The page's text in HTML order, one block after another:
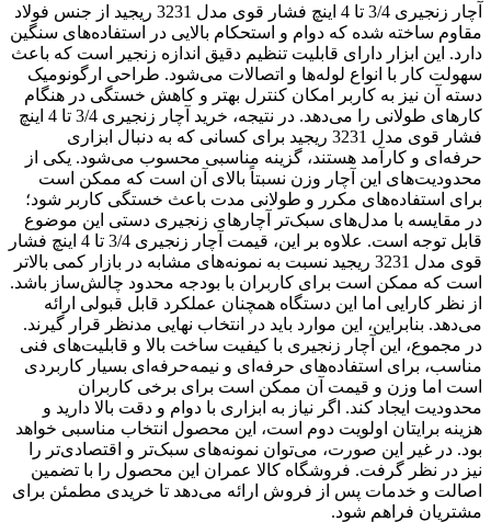
آچار زنجیری 3/4 تا 4 اینچ فشار قوی مدل 3231 ریجید از جنس فولاد
مقاوم ساخته شده که دوام و استحکام بالایی در استفاده‌های سنگین
دارد. این ابزار دارای قابلیت تنظیم دقیق اندازه زنجیر است که باعث
سهولت کار با انواع لوله‌ها و اتصالات می‌شود. طراحی ارگونومیک
دسته آن نیز به کاربر امکان کنترل بهتر و کاهش خستگی در هنگام
کارهای طولانی را می‌دهد. در نتیجه، خرید آچار زنجیری 3/4 تا 4 اینچ
فشار قوی مدل 3231 ریجید برای کسانی که به دنبال ابزاری
حرفه‌ای و کارآمد هستند، گزینه مناسبی محسوب می‌شود. یکی از
محدودیت‌های این آچار وزن نسبتاً بالای آن است که ممکن است
برای استفاده‌های مکرر و طولانی مدت باعث خستگی کاربر شود؛
در مقایسه با مدل‌های سبک‌تر آچارهای زنجیری دستی این موضوع
قابل توجه است. علاوه بر این، قیمت آچار زنجیری 3/4 تا 4 اینچ فشار
قوی مدل 3231 ریجید نسبت به نمونه‌های مشابه در بازار کمی بالاتر
است که ممکن است برای کاربران با بودجه محدود چالش‌ساز باشد.
از نظر کارایی اما این دستگاه همچنان عملکرد قابل قبولی ارائه
می‌دهد. بنابراین، این موارد باید در انتخاب نهایی مدنظر قرار گیرند.
در مجموع، این آچار زنجیری با کیفیت ساخت بالا و قابلیت‌های فنی
مناسب، برای استفاده‌های حرفه‌ای و نیمه‌حرفه‌ای بسیار کاربردی
است اما وزن و قیمت آن ممکن است برای برخی کاربران
محدودیت ایجاد کند. اگر نیاز به ابزاری با دوام و دقت بالا دارید و
هزینه برایتان اولویت دوم است، این محصول انتخاب مناسبی خواهد
بود. در غیر این صورت، می‌توان نمونه‌های سبک‌تر و اقتصادی‌تر را
نیز در نظر گرفت. فروشگاه کالا عمران این محصول را با تضمین
اصالت و خدمات پس از فروش ارائه می‌دهد تا خریدی مطمئن برای
مشتریان فراهم شود.